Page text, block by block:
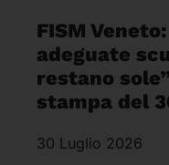
FISM
adeguate
restano
stampa del
30 Luglio 2026